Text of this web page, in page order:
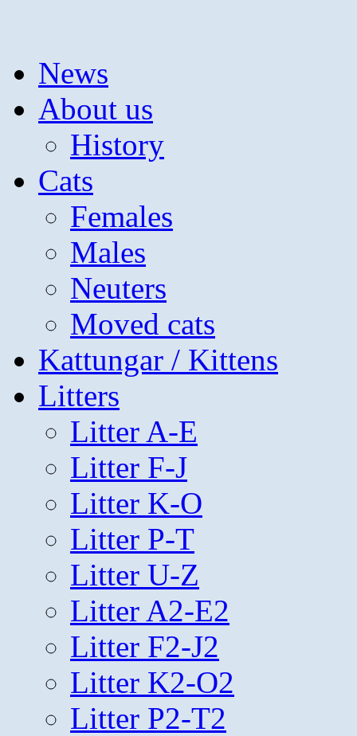
Hoppa
till
innehållNews
About us
History
Cats
Females
Males
Neuters
Moved cats
Kattungar / Kittens
Litters
Litter A-E
Litter F-J
Litter K-O
Litter P-T
Litter U-Z
Litter A2-E2
Litter F2-J2
Litter K2-O2
Litter P2-T2